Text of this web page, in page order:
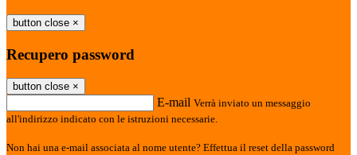
button close ×
Recupero password
button close ×
E-mail Verrà inviato un messaggio
all'indirizzo indicato con le istruzioni necessarie.
Non hai una e-mail associata al nome utente? Effettua il reset della password